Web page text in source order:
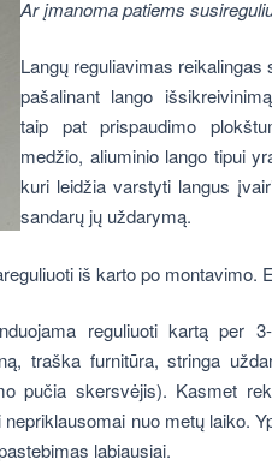
Ar įmanoma patiems
Langų reguliavimas
pašalinant lango
taip pat prispaudimo
medžio, aliuminio lango tipui
kuri leidžia varstyti langus
sandarų jų uždarymą.
iš karto po montavimo.
reguliuoti kartą per
traška furnitūra, stringa
pučia skersvėjis). Kasmet
nuo metų laiko.
labiausiai.